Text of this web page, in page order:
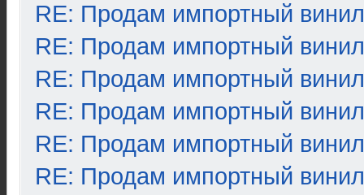
RE: Продам импортный винил
RE: Продам импортный винил
RE: Продам импортный винил
RE: Продам импортный винил
RE: Продам импортный винил
RE: Продам импортный винил